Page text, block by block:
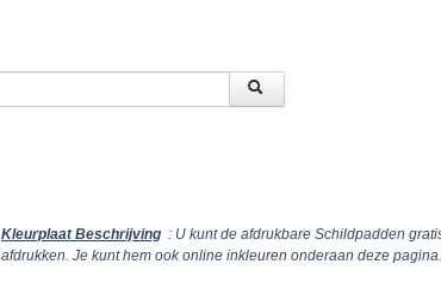
Kleurplaat Beschrijving : U kunt de afdrukbare Schildpadden
afdrukken. Je kunt hem ook online inkleuren onderaan deze pagina.